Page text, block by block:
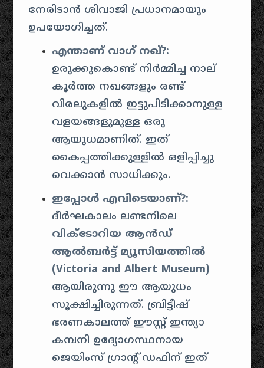
നേരിടാൻ ശിവാജി പ്രധാനമായും
ഉപയോഗിച്ചത്.
എന്താണ് വാഗ് നഖ്?:
ഉരുക്കുകൊണ്ട് നിർമ്മിച്ച നാല്
കൂർത്ത നഖങ്ങളും രണ്ട്
വിരലുകളിൽ ഇട്ടുപിടിക്കാനുള്ള
വളയങ്ങളുമുള്ള ഒരു
ആയുധമാണിത്. ഇത്
കൈപ്പത്തിക്കുള്ളിൽ ഒളിപ്പിച്ചു
വെക്കാൻ സാധിക്കും.
ഇപ്പോൾ എവിടെയാണ്?:
ദീർഘകാലം ലണ്ടനിലെ
വിക്ടോറിയ ആൻഡ്
ആൽബർട്ട് മ്യൂസിയത്തിൽ
(Victoria and Albert Museum)
ആയിരുന്നു ഈ ആയുധം
സൂക്ഷിച്ചിരുന്നത്. ബ്രിട്ടീഷ്
ഭരണകാലത്ത് ഈസ്റ്റ് ഇന്ത്യാ
കമ്പനി ഉദ്യോഗസ്ഥനായ
ജെയിംസ് ഗ്രാന്റ് ഡഫിന് ഇത്